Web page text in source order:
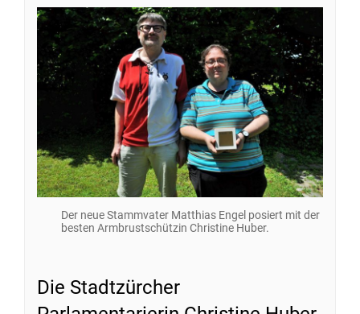
Der neue Stammvater Matthias Engel posiert mit der
besten Armbrustschützin Christine Huber.
Die Stadtzürcher